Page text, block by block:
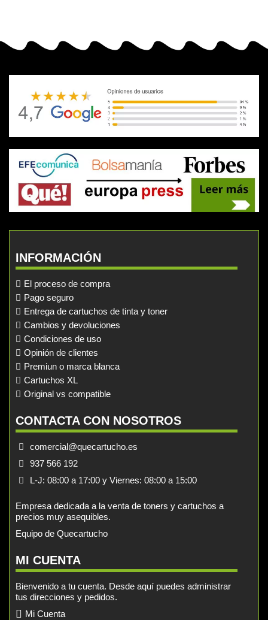
INFORMACIÓN
El proceso de compra
Pago seguro
Entrega de cartuchos de tinta y toner
Cambios y devoluciones
Condiciones de uso
Opinión de clientes
Premiun o marca blanca
Cartuchos XL
Original vs compatible
CONTACTA CON NOSOTROS
comercial@quecartucho.es
937 566 192
L-J: 08:00 a 17:00 y Viernes: 08:00 a 15:00
Empresa dedicada a la venta de toners y cartuchos a
precios muy asequibles.
Equipo de Quecartucho
MI CUENTA
Bienvenido a tu cuenta. Desde aquí puedes administrar
tus direcciones y pedidos.
Mi Cuenta